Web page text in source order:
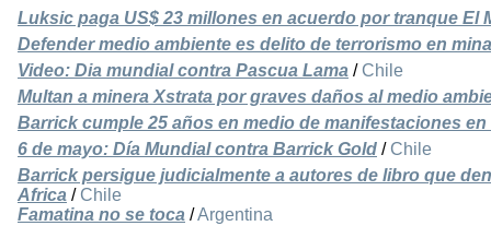
Luksic paga US$ 23 millones en acuerdo por tranque El
Defender medio ambiente es delito de terrorismo en
Video: Dia mundial contra Pascua Lama / Chile
Multan a minera Xstrata por graves daños al medio
Barrick cumple 25 años en medio de manifestaciones
6 de mayo: Día Mundial contra Barrick Gold / Chile
Barrick persigue judicialmente a autores de libro que
Africa / Chile
Famatina no se toca /Argentina